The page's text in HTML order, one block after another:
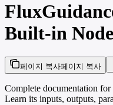
Built-in
페이지 복사페이지 복사
Complete documentation
Learn its inputs, outputs,